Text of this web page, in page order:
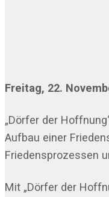
Freitag, 22.
„Dörfer der
Aufbau einer
Friedensprozessen
Mit „Dörfer der